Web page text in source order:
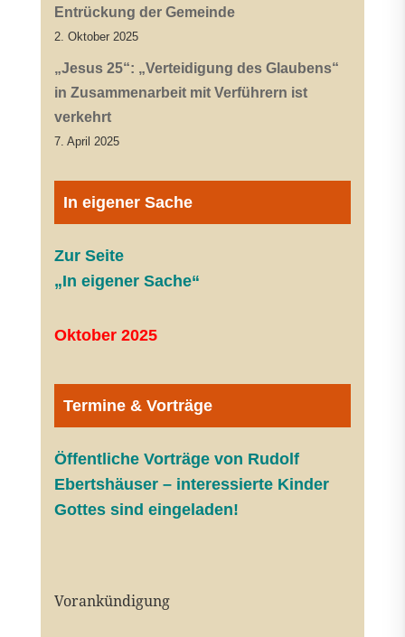
Entrückung der Gemeinde
2. Oktober 2025
„Jesus 25“: „Verteidigung des Glaubens“
in Zusammenarbeit mit Verführern ist
verkehrt
7. April 2025
In eigener Sache
Zur Seite
„In eigener Sache“
Oktober 2025
Termine & Vorträge
Öffentliche Vorträge von Rudolf
Ebertshäuser – interessierte Kinder
Gottes sind eingeladen!
Vorankündigung